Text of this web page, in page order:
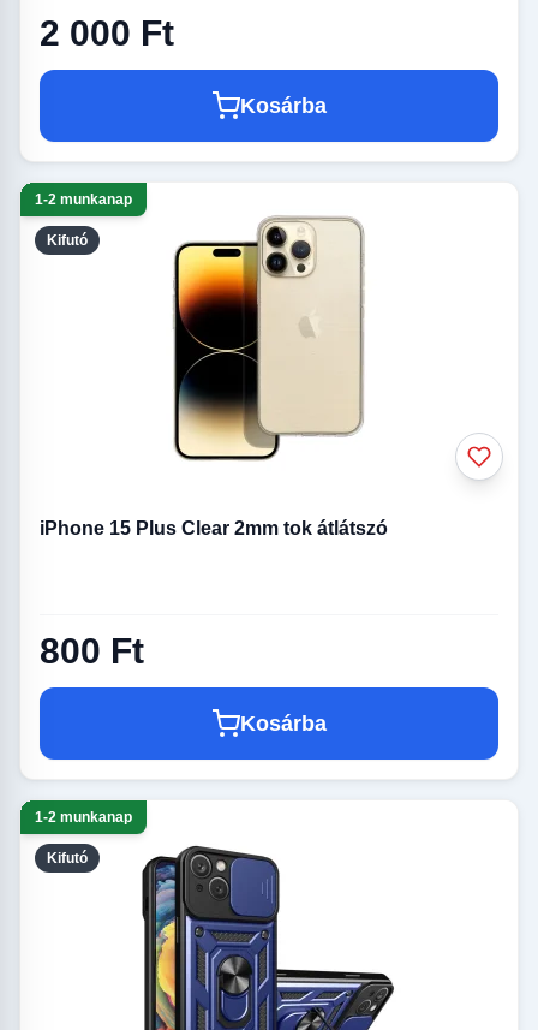
2 000 Ft
Kosárba
Kifutó
1-2 munkanap
iPhone 15 Plus Clear 2mm tok átlátszó
800 Ft
Kosárba
Kifutó
1-2 munkanap